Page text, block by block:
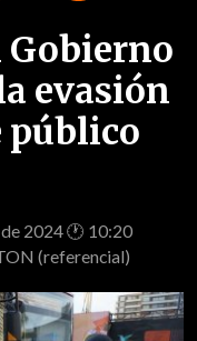
Gobierno
evasión
público
2024 🕐 10:20
(referencial)